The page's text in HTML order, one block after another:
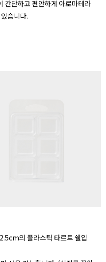
간단하고 편안하게 아로마테라
습니다.
의 플라스틱 타르트 쉘입